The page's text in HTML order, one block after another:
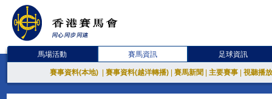
馬場活動 賽馬資訊 足球資訊
賽事資料(本地) 賽事資料(越洋轉播) 賽馬新聞 主要賽事 視聽播